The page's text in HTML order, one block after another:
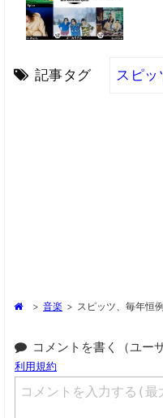
記事タグ スピッ
> 音楽 > スピッツ、毎年恒
コメントを書く（ユー